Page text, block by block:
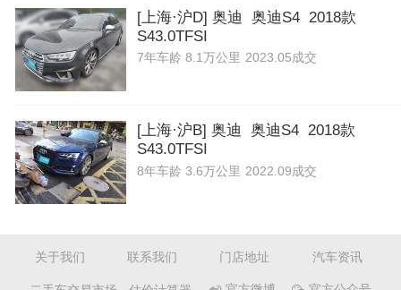
[上海·沪D] 奥迪 奥迪S4 2018款
S43.0TFSI
7年车龄 8.1万公里 2023.05成交
[上海·沪B] 奥迪 奥迪S4 2018款
S43.0TFSI
8年车龄 3.6万公里 2022.09成交
关于我们 联系我们 门店地址 汽车资讯